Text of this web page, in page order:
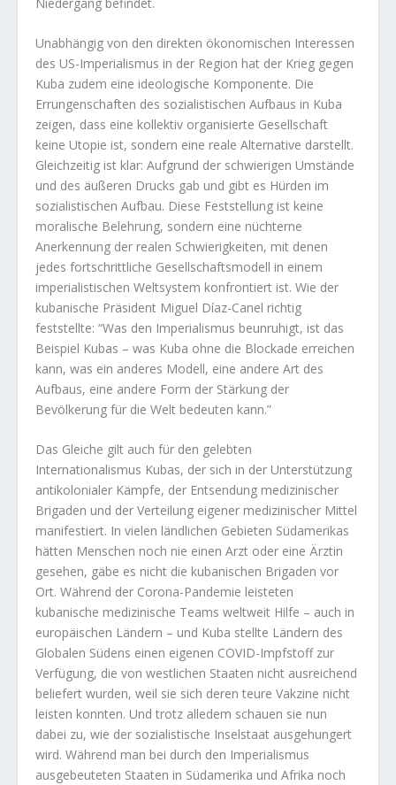
Unabhängig von den direkten ökonomischen Interessen
des US-Imperialismus in der Region hat der Krieg gegen
Kuba zudem eine ideologische Komponente. Die
Errungenschaften des sozialistischen Aufbaus in Kuba
zeigen, dass eine kollektiv organisierte Gesellschaft
keine Utopie ist, sondern eine reale Alternative darstellt.
Gleichzeitig ist klar: Aufgrund der schwierigen Umstände
und des äußeren Drucks gab und gibt es Hürden im
sozialistischen Aufbau. Diese Feststellung ist keine
moralische Belehrung, sondern eine nüchterne
Anerkennung der realen Schwierigkeiten, mit denen
jedes fortschrittliche Gesellschaftsmodell in einem
imperialistischen Weltsystem konfrontiert ist. Wie der
kubanische Präsident Miguel Díaz-Canel richtig
feststellte: “Was den Imperialismus beunruhigt, ist das
Beispiel Kubas – was Kuba ohne die Blockade erreichen
kann, was ein anderes Modell, eine andere Art des
Aufbaus, eine andere Form der Stärkung der
Bevölkerung für die Welt bedeuten kann.”
Das Gleiche gilt auch für den gelebten
Internationalismus Kubas, der sich in der Unterstützung
antikolonialer Kämpfe, der Entsendung medizinischer
Brigaden und der Verteilung eigener medizinischer Mittel
manifestiert. In vielen ländlichen Gebieten Südamerikas
hätten Menschen noch nie einen Arzt oder eine Ärztin
gesehen, gäbe es nicht die kubanischen Brigaden vor
Ort. Während der Corona-Pandemie leisteten
kubanische medizinische Teams weltweit Hilfe – auch in
europäischen Ländern – und Kuba stellte Ländern des
Globalen Südens einen eigenen COVID-Impfstoff zur
Verfügung, die von westlichen Staaten nicht ausreichend
beliefert wurden, weil sie sich deren teure Vakzine nicht
leisten konnten. Und trotz alledem schauen sie nun
dabei zu, wie der sozialistische Inselstaat ausgehungert
wird. Während man bei durch den Imperialismus
ausgebeuteten Staaten in Südamerika und Afrika noch